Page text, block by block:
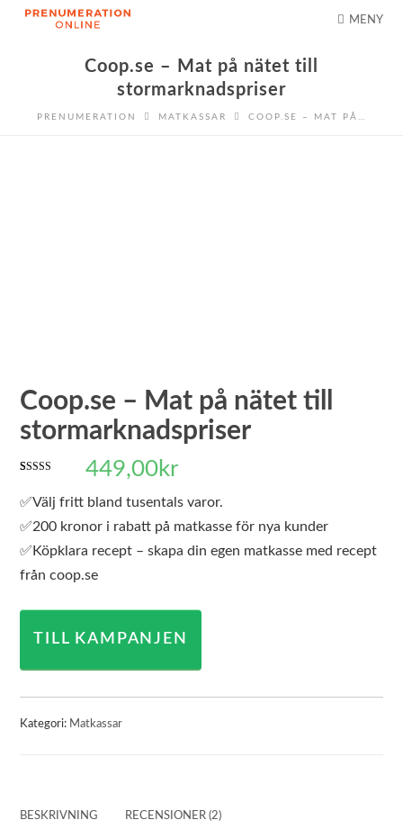
MENY
Coop.se – Mat på nätet till
stormarknadspriser
PRENUMERATION MATKASSAR COOP.SE – MAT PÅ…
Coop.se – Mat på nätet till
stormarknadspriser
baserat på
449,00kr
✅Välj fritt bland tusentals varor.
✅200 kronor i rabatt på matkasse för nya kunder
✅Köpklara recept – skapa din egen matkasse med recept
från coop.se
TILL KAMPANJEN
Kategori: Matkassar
BESKRIVNING RECENSIONER (2)